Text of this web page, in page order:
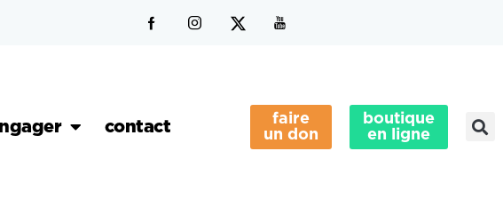
contact
faire
un don
boutique
en ligne